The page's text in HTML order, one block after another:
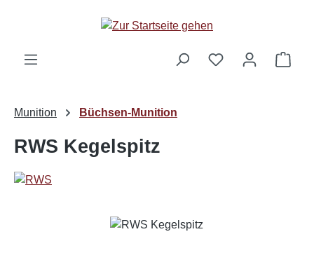
Zum Hauptinhalt springen
Munition Büchsen-Munition
RWS Kegelspitz